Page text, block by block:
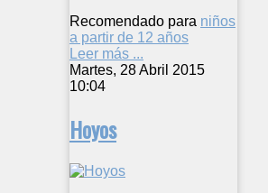
Recomendado para niños
a partir de 12 años
Leer más ...
Martes, 28 Abril 2015
10:04
Hoyos